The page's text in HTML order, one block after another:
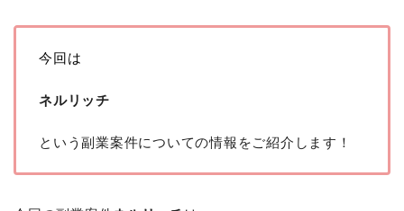
今回は
ネルリッチ
という副業案件についての情報をご紹介します！